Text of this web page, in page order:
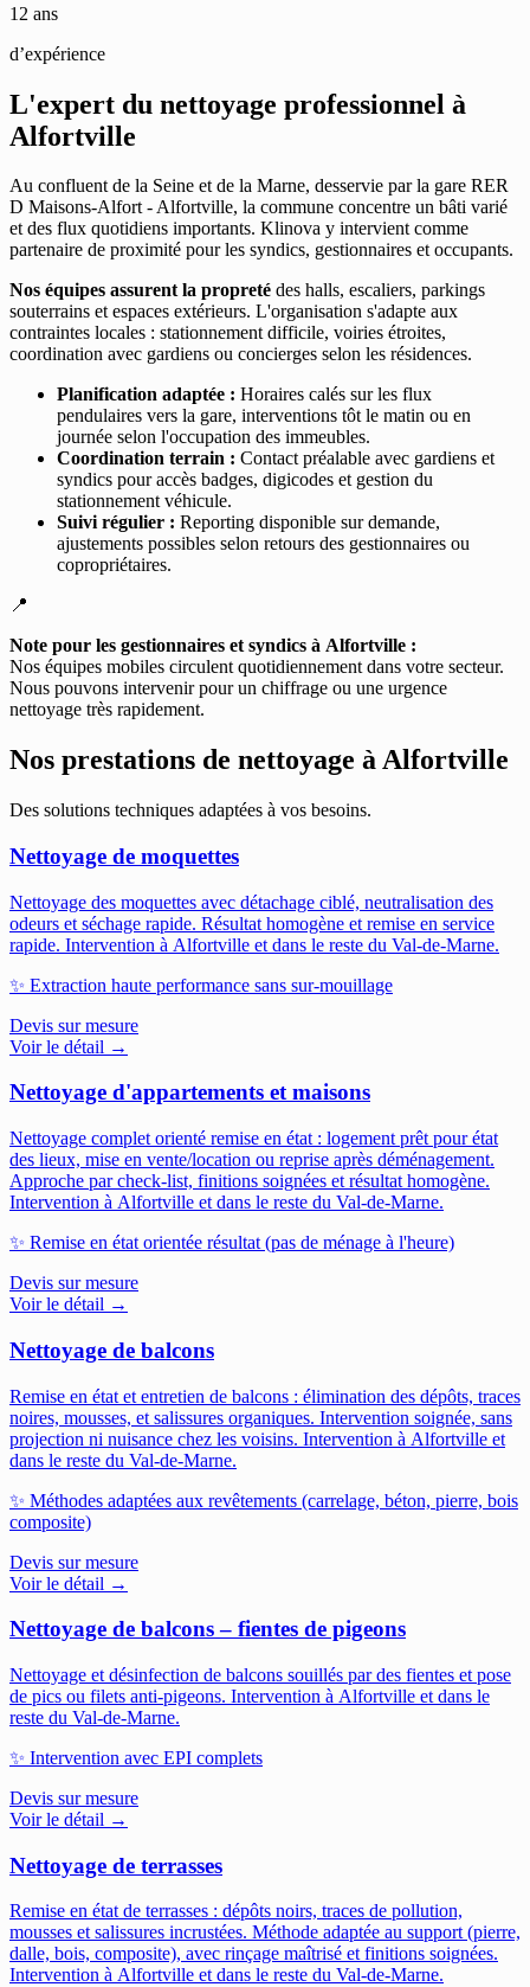
12 ans
d’expérience
L'expert du nettoyage professionnel à
Alfortville
Au confluent de la Seine et de la Marne, desservie par la gare RER
D Maisons-Alfort - Alfortville, la commune concentre un bâti varié
et des flux quotidiens importants. Klinova y intervient comme
partenaire de proximité pour les syndics, gestionnaires et occupants.
Nos équipes assurent la propreté des halls, escaliers, parkings
souterrains et espaces extérieurs. L'organisation s'adapte aux
contraintes locales : stationnement difficile, voiries étroites,
coordination avec gardiens ou concierges selon les résidences.
Planification adaptée : Horaires calés sur les flux
pendulaires vers la gare, interventions tôt le matin ou en
journée selon l'occupation des immeubles.
Coordination terrain : Contact préalable avec gardiens et
syndics pour accès badges, digicodes et gestion du
stationnement véhicule.
Suivi régulier : Reporting disponible sur demande,
ajustements possibles selon retours des gestionnaires ou
copropriétaires.
📍
Note pour les gestionnaires et syndics à Alfortville :
Nos équipes mobiles circulent quotidiennement dans votre secteur.
Nous pouvons intervenir pour un chiffrage ou une urgence
nettoyage très rapidement.
Nos prestations de nettoyage àAlfortville
Des solutions techniques adaptées à vos besoins.
Nettoyage de moquettes
Nettoyage des moquettes avec détachage ciblé, neutralisation des
odeurs et séchage rapide. Résultat homogène et remise en service
rapide. Intervention à Alfortville et dans le reste du Val-de-Marne.
✨ Extraction haute performance sans sur-mouillage
Devis sur mesure
Voir le détail →
Nettoyage d'appartements et maisons
Nettoyage complet orienté remise en état : logement prêt pour état
des lieux, mise en vente/location ou reprise après déménagement.
Approche par check-list, finitions soignées et résultat homogène.
Intervention à Alfortville et dans le reste du Val-de-Marne.
✨ Remise en état orientée résultat (pas de ménage à l'heure)
Devis sur mesure
Voir le détail →
Nettoyage de balcons
Remise en état et entretien de balcons : élimination des dépôts, traces
noires, mousses, et salissures organiques. Intervention soignée, sans
projection ni nuisance chez les voisins. Intervention à Alfortville et
dans le reste du Val-de-Marne.
✨ Méthodes adaptées aux revêtements (carrelage, béton, pierre, bois
composite)
Devis sur mesure
Voir le détail →
Nettoyage de balcons – fientes de pigeons
Nettoyage et désinfection de balcons souillés par des fientes et pose
de pics ou filets anti-pigeons. Intervention à Alfortville et dans le
reste du Val-de-Marne.
✨ Intervention avec EPI complets
Devis sur mesure
Voir le détail →
Nettoyage de terrasses
Remise en état de terrasses : dépôts noirs, traces de pollution,
mousses et salissures incrustées. Méthode adaptée au support (pierre,
dalle, bois, composite), avec rinçage maîtrisé et finitions soignées.
Intervention à Alfortville et dans le reste du Val-de-Marne.